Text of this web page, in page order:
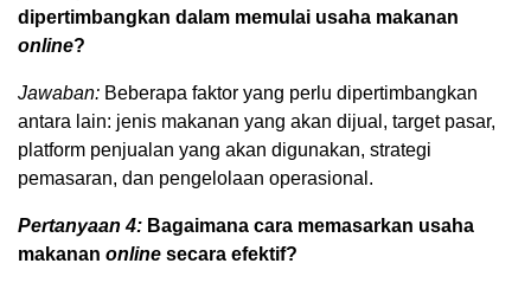
dipertimbangkan dalam memulai usaha makanan
online?
Jawaban: Beberapa faktor yang perlu dipertimbangkan
antara lain: jenis makanan yang akan dijual, target pasar,
platform penjualan yang akan digunakan, strategi
pemasaran, dan pengelolaan operasional.
Pertanyaan 4: Bagaimana cara memasarkan usaha
makanan online secara efektif?